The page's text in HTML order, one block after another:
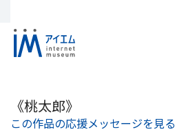
《桃太郎》
この作品の応援メッセージを見る